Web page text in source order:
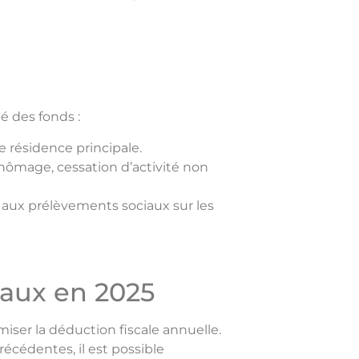
des fonds :
résidence principale.
cessation d’activité non
prélèvements sociaux sur les
en 2025
la déduction fiscale annuelle.
il est possible